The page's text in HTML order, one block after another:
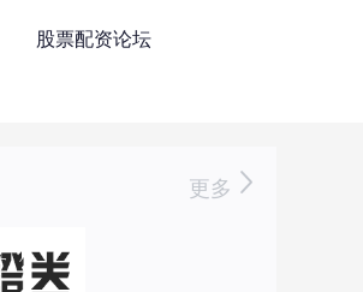
股票配资论坛
更多